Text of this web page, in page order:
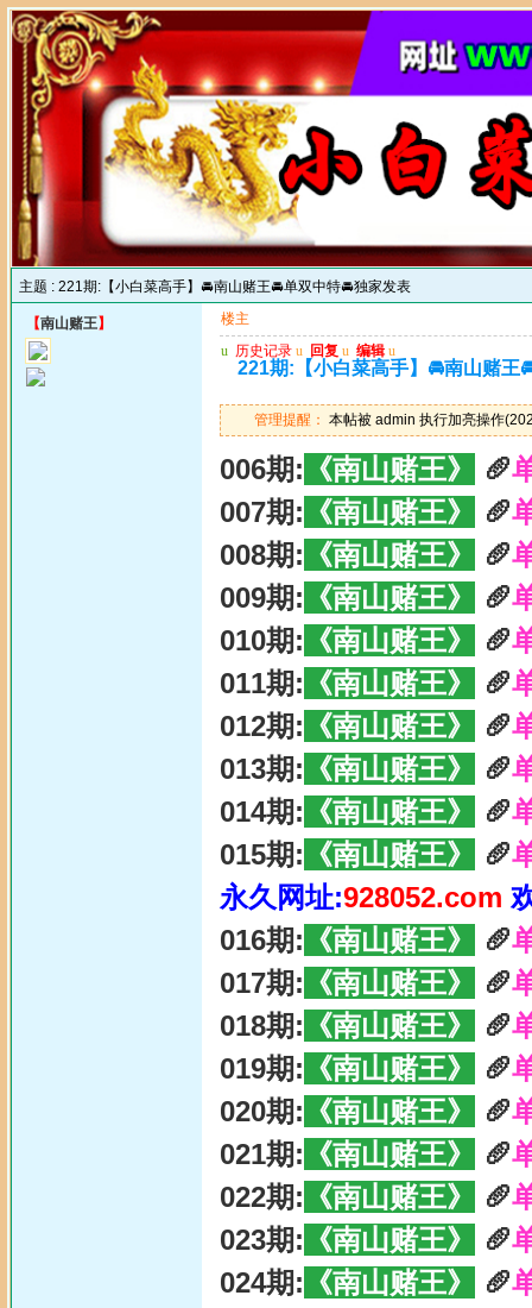
主题 : 221期:【小白菜高手】🚘南山赌王🚘单双中特🚘独家发表
【南山赌王】
楼主
u 历史记录 u 回复 u 编辑 u
221期:【小白菜高手】🚘南山赌王
管理提醒： 本帖被 admin 执行加亮操作
006期: 《南山赌王》 🥖
007期: 《南山赌王》 🥖
008期: 《南山赌王》 🥖
009期: 《南山赌王》 🥖
010期: 《南山赌王》 🥖
011期: 《南山赌王》 🥖
012期: 《南山赌王》 🥖
013期: 《南山赌王》 🥖
014期: 《南山赌王》 🥖
015期: 《南山赌王》 🥖
永久网址:928052.com
016期: 《南山赌王》 🥖
017期: 《南山赌王》 🥖
018期: 《南山赌王》 🥖
019期: 《南山赌王》 🥖
020期: 《南山赌王》 🥖
021期: 《南山赌王》 🥖
022期: 《南山赌王》 🥖
023期: 《南山赌王》 🥖
024期: 《南山赌王》 🥖